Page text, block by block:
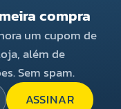
compra
um cupom de
além de
Sem spam.
ASSINAR